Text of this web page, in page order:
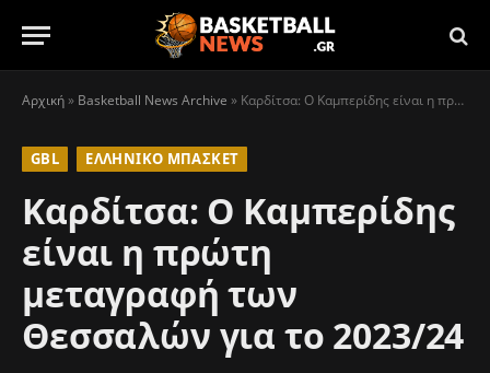
Αρχική» Basketball News Archive » Καρδίτσα: Ο Καμπερίδης είναι η πρώτη μεταγραφή των Θεσσαλών για το 2023/24
GBL ΕΛΛΗΝΙΚΌ ΜΠΆΣΚΕΤ
Καρδίτσα: Ο Καμπερίδης
είναι η πρώτη
μεταγραφή των
Θεσσαλών για το 2023/24